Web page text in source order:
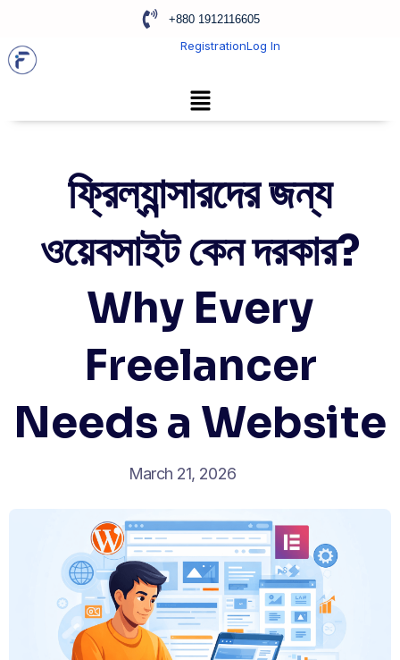
+880 1912116605
RegistrationLog In
ফ্রিল্যান্সারদের জন্য
ওয়েবসাইট কেন দরকার?
Why Every
Freelancer
Needs a Website
March 21, 2026